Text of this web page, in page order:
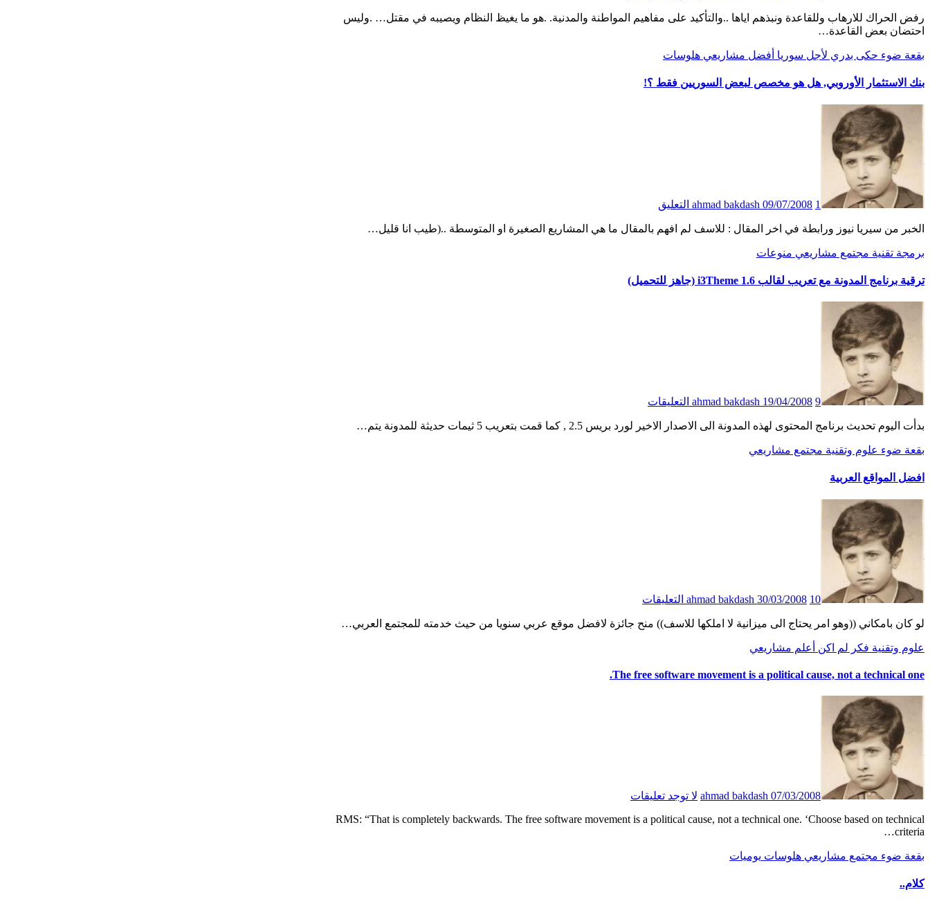
رفض الحراك للارهاب وللقاعدة ونبذهم اياها ..والتأكيد على مفاهيم المواطنة والمدنية. .هو ما يغيظ النظام ويصيبه في مقتل… .وليس
احتضان بعض القاعدة…
بقعة ضوء حكى بدري لأجل سوريا أفضل مشاريعي هلوسات
بنك الاستثمار الأوروبي, هل هو مخصص لبعض السوريين فقط ؟!
ahmad bakdash 09/07/2008 1 التعليق
الخبر من سيريا نيوز ورابطة في اخر المقال : للاسف لم افهم بالمقال ما هي المشاريع الصغيرة او المتوسطة ..(طيب انا قليل…
برمجة تقنية مجتمع مشاريعي منوعات
ترقية برنامج المدونة مع تعريب لقالب i3Theme 1.6 (جاهز للتحميل)
ahmad bakdash 19/04/2008 9 التعليقات
بدأت اليوم تحديث برنامج المحتوى لهذه المدونة الى الاصدار الاخير لورد بريس 2.5 , كما قمت بتعريب 5 ثيمات حديثة للمدونة يتم…
بقعة ضوء علوم وتقنية مجتمع مشاريعي
افضل المواقع العربية
ahmad bakdash 30/03/2008 10 التعليقات
لو كان بامكاني ((وهو امر يحتاج الى ميزانية لا املكها للاسف)) منح جائزة لافضل موقع عربي سنويا من حيث خدمته للمجتمع العربي…
علوم وتقنية فكر لم اكن أعلم مشاريعي
The free software movement is a political cause, not a technical one.
ahmad bakdash 07/03/2008
لا توجد تعليقات
RMS: “That is completely backwards. The free software movement is a political cause, not a technical one. ‘Choose based on technical
criteria…
بقعة ضوء مجتمع مشاريعي هلوسات يوميات
كلام..